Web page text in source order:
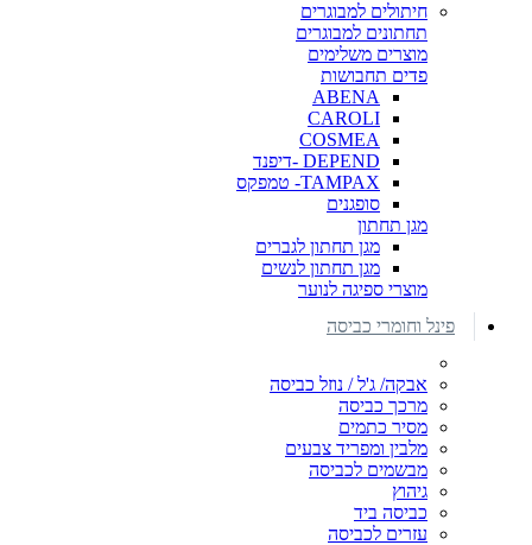
חיתולים למבוגרים
תחתונים למבוגרים
מוצרים משלימים
פדים תחבושות
ABENA
CAROLI
COSMEA
DEPEND -דיפנד
TAMPAX- טמפקס
סופגנים
מגן תחתון
מגן תחתון לגברים
מגן תחתון לנשים
מוצרי ספיגה לנוער
פינל וחומרי כביסה
אבקה/ ג'ל / נוזל כביסה
מרכך כביסה
מסיר כתמים
מלבין ומפריד צבעים
מבשמים לכביסה
גיהוץ
כביסה ביד
עזרים לכביסה